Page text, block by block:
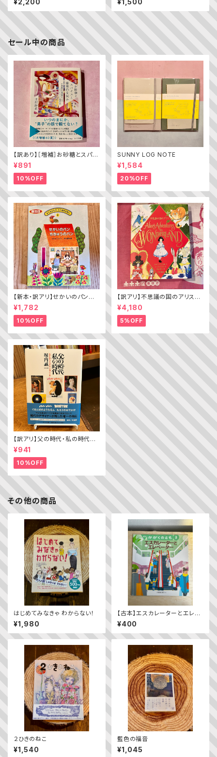
¥2,200 ¥1,500
セール中の商品
【訳あり】［増補］お砂糖とスパイ
スと爆発的な何か ——不真面
目な批評家によるフェミニスト批
評入門
¥891
10%OFF
SUNNY LOG NOTE
¥1,584
20%OFF
【新本・訳アリ】せかいのパン
ちきゅうのパン（普及版 かこさ
¥1,782
10%OFF
【訳アリ】不思議の国のアリス（A
lice’s Adventures in WOND
ERLAND）
¥4,180
5%OFF
【訳アリ】父の時代・私の時代
─わがエディトリアル・デザイン
史
¥941
10%OFF
その他の商品
はじめてみなきゃ わからない！
¥1,980
【古本】エスカレーターとエレベ
ーター（かがくのとも 2016年
3月号）
¥400
２ひきのねこ
¥1,540
藍色の福音
¥1,045